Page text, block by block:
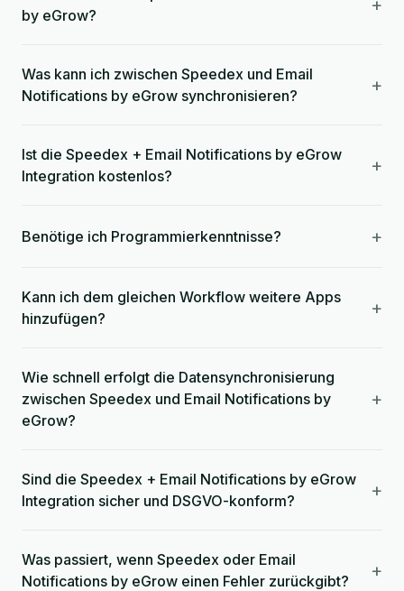
by eGrow?
+
Was kann ich zwischen Speedex und Email
Notifications by eGrow synchronisieren?
+
Ist die Speedex + Email Notifications by eGrow
Integration kostenlos?
+
Benötige ich Programmierkenntnisse? +
Kann ich dem gleichen Workflow weitere Apps
hinzufügen?
+
Wie schnell erfolgt die Datensynchronisierung
zwischen Speedex und Email Notifications by
eGrow?
+
Sind die Speedex + Email Notifications by eGrow
Integration sicher und DSGVO-konform?
+
Was passiert, wenn Speedex oder Email
Notifications by eGrow einen Fehler zurückgibt?
+